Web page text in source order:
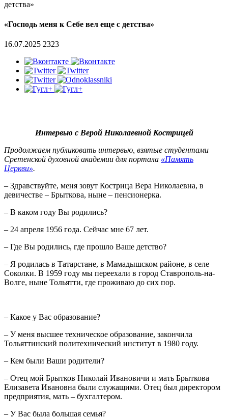
детства»
«Господь меня к Себе вел еще с детства»
16.07.2025 2323
Интервью с Верой Николаевной Кострицей
Продолжаем публиковать интервью, взятые студентами
Сретенской духовной академии для портала «Память
Церкви».
– Здравствуйте, меня зовут Кострица Вера Николаевна, в
девичестве – Брыткова, ныне – пенсионерка.
– В каком году Вы родились?
– 24 апреля 1956 года. Сейчас мне 67 лет.
– Где Вы родились, где прошло Ваше детство?
– Я родилась в Татарстане, в Мамадышском районе, в селе
Соколки. В 1959 году мы переехали в город Ставрополь-на-
Волге, ныне Тольятти, где проживаю до сих пор.
– Какое у Вас образование?
– У меня высшее техническое образование, закончила
Тольяттинский политехнический институт в 1980 году.
– Кем были Ваши родители?
– Отец мой Брытков Николай Ивановичи и мать Брыткова
Елизавета Ивановна были служащими. Отец был директором
предприятия, мать – бухгалтером.
– У Вас была большая семья?